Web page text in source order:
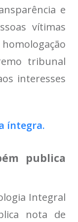
e
vítimas
tribunal
interesses
íntegra.
publica
Integral
nota de